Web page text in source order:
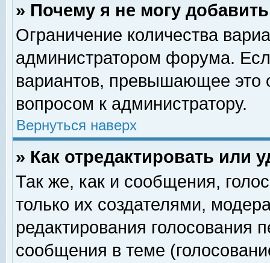
» Почему я не могу
Ограничение количества
администратором форума.
вариантов, превышающее это
вопросом к администратору.
Вернуться наверх
» Как отредактировать или
Так же, как и сообщения,
только их создателями,
редактирования голосования
сообщения в теме